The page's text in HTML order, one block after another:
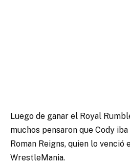
Luego de ganar el Royal
muchos pensaron que Cody
Roman Reigns, quien lo venció
WrestleMania.